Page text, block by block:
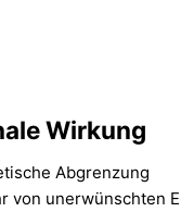
Wirkung
Abgrenzung
von unerwünschten